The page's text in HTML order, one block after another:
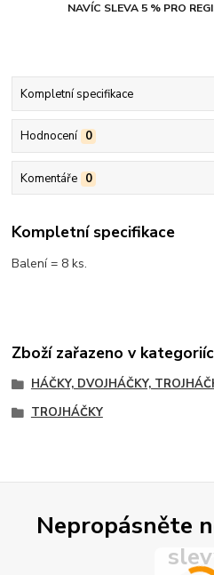
NAVÍC SLEVA 5 % PRO
Kompletní specifikace
Hodnocení 0
Komentáře 0
Kompletní specifikace
Balení = 8 ks.
Zboží zařazeno v
HÁČKY, DVOJHÁČKY,
TROJHÁČKY
Nepropásněte